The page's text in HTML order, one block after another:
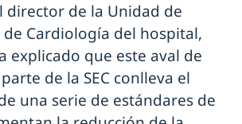
director de la Unidad de
de Cardiología del hospital,
explicado que este aval de
de la SEC conlleva el
una serie de estándares de